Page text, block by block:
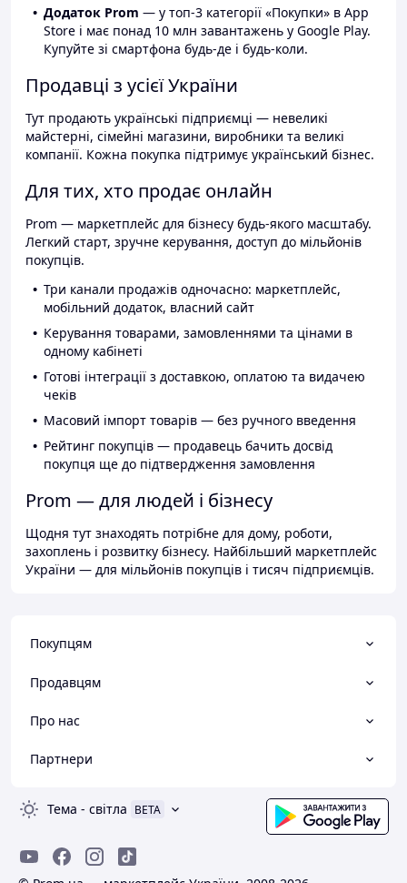
Додаток Prom — у топ-3 категорії «Покупки» в App
Store і має понад 10 млн завантажень у Google Play.
Купуйте зі смартфона будь-де і будь-коли.
Продавці з усієї України
Тут продають українські підприємці — невеликі
майстерні, сімейні магазини, виробники та великі
компанії. Кожна покупка підтримує український бізнес.
Для тих, хто продає онлайн
Prom — маркетплейс для бізнесу будь-якого масштабу.
Легкий старт, зручне керування, доступ до мільйонів
покупців.
Три канали продажів одночасно: маркетплейс,
мобільний додаток, власний сайт
Керування товарами, замовленнями та цінами в
одному кабінеті
Готові інтеграції з доставкою, оплатою та видачею
чеків
Масовий імпорт товарів — без ручного введення
Рейтинг покупців — продавець бачить досвід
покупця ще до підтвердження замовлення
Prom — для людей і бізнесу
Щодня тут знаходять потрібне для дому, роботи,
захоплень і розвитку бізнесу. Найбільший маркетплейс
України — для мільйонів покупців і тисяч підприємців.
Покупцям
Продавцям
Про нас
Партнери
Тема - світла BETA